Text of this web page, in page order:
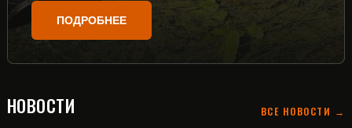
ПОДРОБНЕЕ
НОВОСТИ ВСЕ НОВОСТИ →